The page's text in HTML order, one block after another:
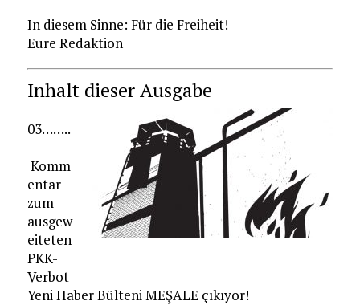
In diesem Sinne: Für die Freiheit!
Eure Redaktion
Inhalt dieser Ausgabe
03……..
Komm
entar
zum
ausgew
eiteten
PKK-
Verbot
Yeni Haber Bülteni MEŞALE çıkıyor!